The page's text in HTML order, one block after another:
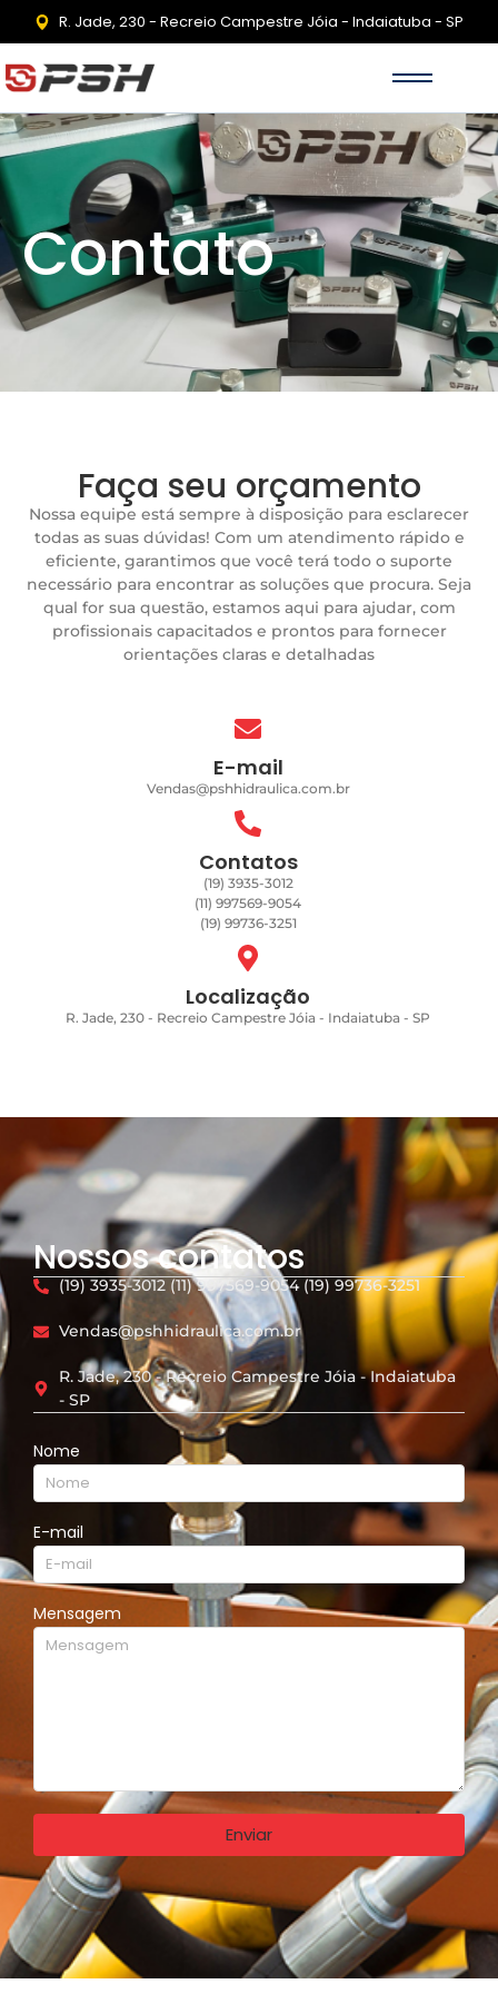
R. Jade, 230 - Recreio Campestre Jóia - Indaiatuba - SP
Contato
Faça seu orçamento
Nossa equipe está sempre à disposição para esclarecer
todas as suas dúvidas! Com um atendimento rápido e
eficiente, garantimos que você terá todo o suporte
necessário para encontrar as soluções que procura. Seja
qual for sua questão, estamos aqui para ajudar, com
profissionais capacitados e prontos para fornecer
orientações claras e detalhadas
E-mail
Vendas@pshhidraulica.com.br
Contatos
(19) 3935-3012
(11) 997569-9054
(19) 99736-3251
Localização
R. Jade, 230 - Recreio Campestre Jóia - Indaiatuba - SP
Nossos contatos
(19) 3935-3012 (11) 997569-9054 (19) 99736-3251
Vendas@pshhidraulica.com.br
R. Jade, 230 - Recreio Campestre Jóia - Indaiatuba
- SP
Nome
E-mail
Mensagem
Enviar